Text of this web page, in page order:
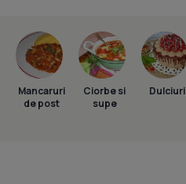
Mancaruri
de post
Ciorbe si
supe
Dulciuri